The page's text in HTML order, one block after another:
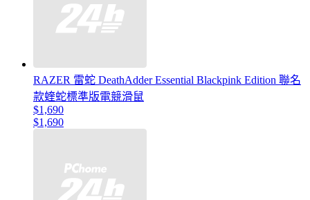
RAZER 雷蛇 DeathAdder Essential Blackpink Edition 聯名
款蝰蛇標準版電競滑鼠
$1,690
$1,690